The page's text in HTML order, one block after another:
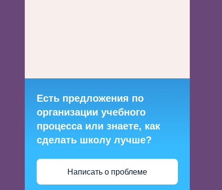
Есть предложения по
организации учебного
процесса или знаете, как
сделать школу лучше?
Написать о проблеме